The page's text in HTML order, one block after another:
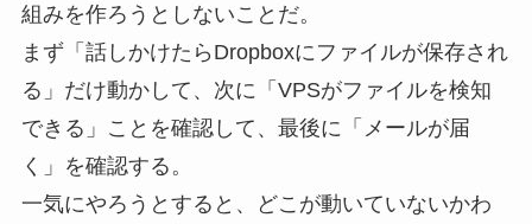
組みを作ろうとしないことだ。
まず「話しかけたらDropboxにファイルが保存され
る」だけ動かして、次に「VPSがファイルを検知
できる」ことを確認して、最後に「メールが届
く」を確認する。
一気にやろうとすると、どこが動いていないかわ